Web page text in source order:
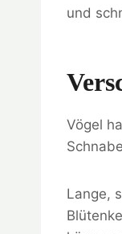
und
Vögel
Lange,